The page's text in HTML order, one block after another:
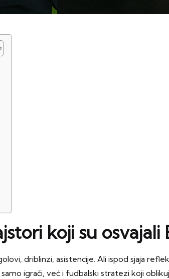
koji su osvajali
driblinzi, asistencije. Ali ispod sjaja
igrači, već i fudbalski stratezi koji